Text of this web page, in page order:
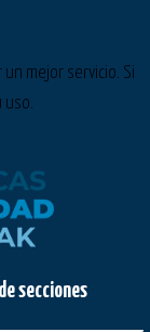
mejor servicio. Si
uso.
secciones